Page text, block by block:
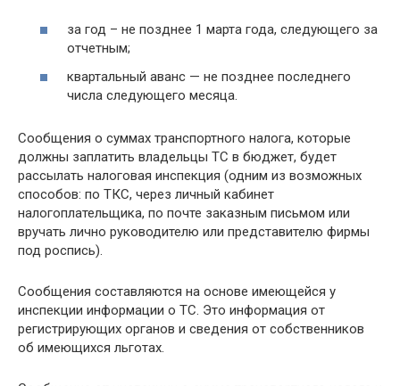
за год – не позднее 1 марта года, следующего за
отчетным;
квартальный аванс — не позднее последнего
числа следующего месяца.
Сообщения о суммах транспортного налога, которые
должны заплатить владельцы ТС в бюджет, будет
рассылать налоговая инспекция (одним из возможных
способов: по ТКС, через личный кабинет
налогоплательщика, по почте заказным письмом или
вручать лично руководителю или представителю фирмы
под роспись).
Сообщения составляются на основе имеющейся у
инспекции информации о ТС. Это информация от
регистрирующих органов и сведения от собственников
об имеющихся льготах.